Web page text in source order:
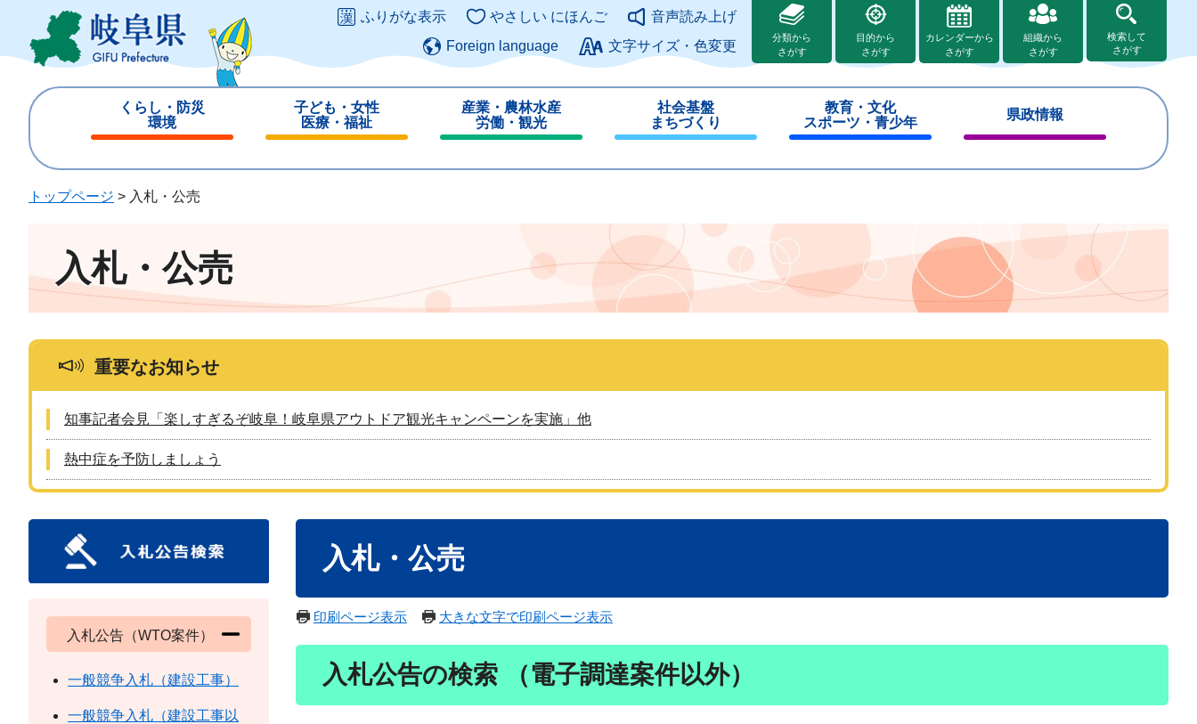
ジ
ュ
このページの本文へ
ふりがな表示 やさしい にほんご
音声読み上げ
Foreign language
文字サイズ・色変更
分類から
さがす
目的から
さがす
カレンダーから
さがす
組織から
さがす
検索して
さがす
くらし・防災
環境
じ
子ども・女性
医療・福祉
じ
産業・農林水産
労働・観光
じ
社会基盤
まちづくり
じ
教育・文化
スポーツ・青少年
じ
県政情報
じ
トップページ > 入札・公売
入札・公売
重要なお知らせ
知事記者会見「楽しすぎるぞ岐阜！岐阜県アウトドア観光キャンペーンを実施」他
熱中症を予防しましょう
入札・公売
印刷ページ表示 大きな文字で印刷ページ表示
入札公告の検索 （電子調達案件以外）
入札公告（WTO案件）
一般競争入札（建設工事）
一般競争入札（建設工事以